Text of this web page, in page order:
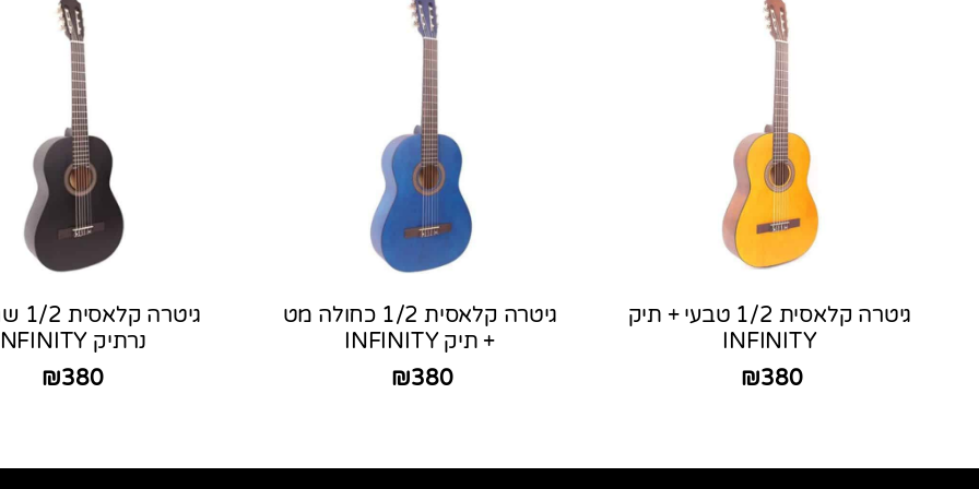
גיטרה קלאסית 1/2 טבעי + תיק
INFINITY
₪380
גיטרה קלאסית 1/2 כחולה מט
+ תיק INFINITY
₪380
נרתיק INFINITY
₪380